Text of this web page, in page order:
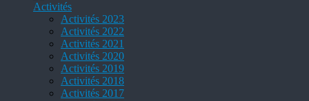
Activités
Activités 2023
Activités 2022
Activités 2021
Activités 2020
Activités 2019
Activités 2018
Activités 2017